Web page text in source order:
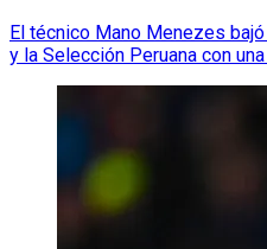
El técnico Mano Menezes
y la Selección Peruana con